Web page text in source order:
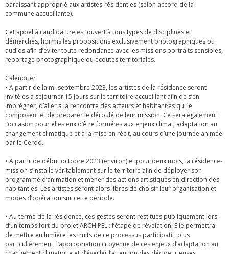
paraissant approprié aux artistes-résident·es (selon accord de la
commune accueillante).
Cet appel à candidature est ouvert à tous types de disciplines et
démarches, hormis les propositions exclusivement photographiques ou
audios aﬁn d’éviter toute redondance avec les missions portraits sensibles,
reportage photographique ou écoutes territoriales.
Calendrier
• A partir de la mi-septembre 2023, les artistes de la résidence seront
invité·es à séjourner 15 jours sur le territoire accueillant aﬁn de s’en
imprégner, d’aller à la rencontre des acteurs et habitant·es qui le
composent et de préparer le déroulé de leur mission. Ce sera également
l’occasion pour elles·eux d’être formé·es aux enjeux climat, adaptation au
changement climatique et à la mise en récit, au cours d’une journée animée
par le Cerdd.
• A partir de début octobre 2023 (environ) et pour deux mois, la résidence-
mission s’installe véritablement sur le territoire aﬁn de déployer son
programme d’animation et mener des actions artistiques en direction des
habitant·es. Les artistes seront alors libres de choisir leur organisation et
modes d’opération sur cette période.
• Au terme de la résidence, ces gestes seront restitués publiquement lors
d’un temps fort du projet ARCHIPEL : l’étape de révélation. Elle permettra
de mettre en lumière les fruits de ce processus participatif, plus
particulièrement, l’appropriation citoyenne de ces enjeux d’adaptation au